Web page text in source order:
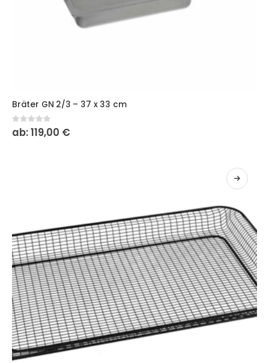
Dieses Produkt weist mehrere Varianten auf. Die
Bräter GN 2/3 – 37 x 33 cm
out of 5
ab:119,00 €